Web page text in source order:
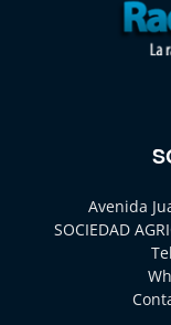
Avenida
SOCIEDAD